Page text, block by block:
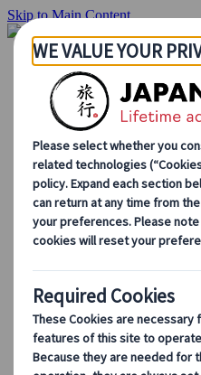
Skip to Main Content
Hjemmesiden
Reiser
Individuelle reiser
Gruppereiser
Kjør-selv ferie
Utflukter
Skreddersydde
Japan Rail Pass
Hvordan vi jobber
Om oss
Vårt team
Bli en del av teamet
Sesongbaserte
Høydepunkter fra
Kulturell innsikt
Kulinariske eventyr
Utforsk Japan med
Ofte stilte spørsmål
Viktig informasjon